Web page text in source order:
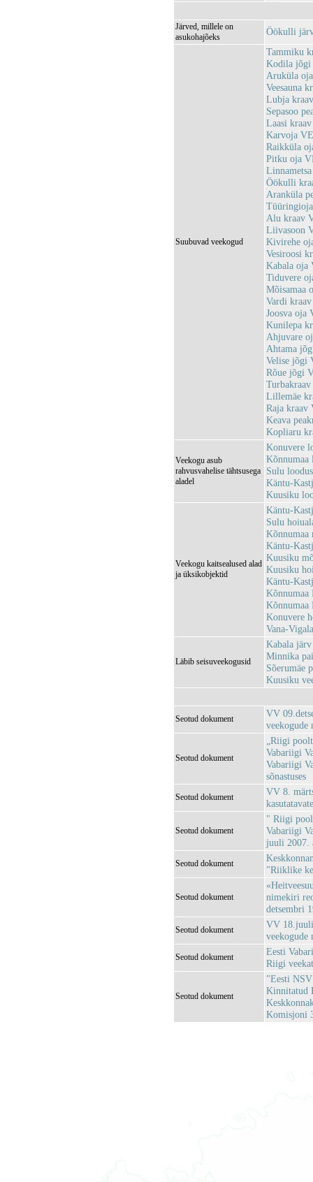
Järved, millele on
asukohajõeks
Öökulli
Suubuvad veekogud
Tammiku
Kodila jõgi
Aruküla
Veesauna
Lubja
Sepasoo
Laasi
Karvoja
Raikküla
Pitku oja
Öökulli
Aranküla
Alu kraav
Liivasoon
Kivirehe
Vesiroosi
Kabala oja
Tiduvere
Mõisamaa
Vardi
Joosva oja
Kunilepa
Ahjuvare
Ahtama
Velise jõgi
Rõue jõgi
Lillemäe
Raja kraav
Keava
Kopliaru
Veekogu asub
rahvusvahelise tähtsusega
aladel
Konuvere
Kõnnumaa
Sulu
Käntu-
Kuusiku
Veekogu kaitsealused alad
ja üksikobjektid
Käntu-
Sulu
Kõnnumaa
Käntu-
Kuusiku
Kuusiku
Käntu-
Konuvere
Vana-
Läbib seisuveekogusid
Kabala
Minnika
Sõerumäe
Kuusiku
Seotud dokument
VV
veekogude
Seotud dokument
„Riigi
Vabariigi
Vabariigi
sõnastuses
Seotud dokument
VV 8.
Seotud dokument
" Riigi
Vabariigi
juuli 2007.
Seotud dokument
"Riiklike
Seotud dokument
nimekiri
detsembri
Seotud dokument
VV 18.juuli
Seotud dokument
Eesti
Riigi
Seotud dokument
"Eesti
Kinnitatud
Komisjoni